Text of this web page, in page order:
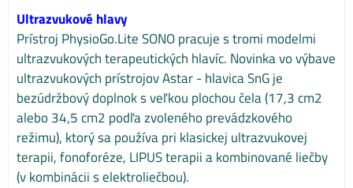
Ultrazvukové hlavy
Prístroj PhysioGo.Lite SONO pracuje s tromi modelmi
ultrazvukových terapeutických hlavíc. Novinka vo výbave
ultrazvukových prístrojov Astar - hlavica SnG je
bezúdržbový doplnok s veľkou plochou čela (17,3 cm2
alebo 34,5 cm2 podľa zvoleného prevádzkového
režimu), ktorý sa používa pri klasickej ultrazvukovej
terapii, fonoforéze, LIPUS terapii a kombinované liečby
(v kombinácii s elektroliečbou).